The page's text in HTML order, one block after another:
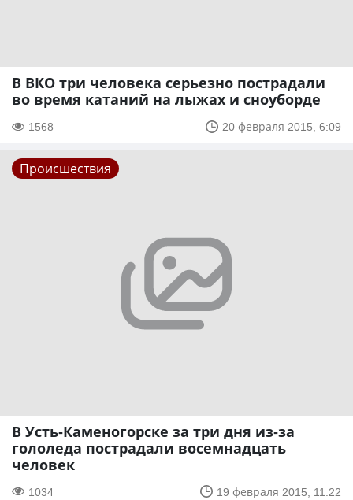
В ВКО три человека серьезно пострадали
во время катаний на лыжах и сноуборде
1568 20 февраля 2015, 6:09
Происшествия
В Усть-Каменогорске за три дня из-за
гололеда пострадали восемнадцать
человек
1034 19 февраля 2015, 11:22